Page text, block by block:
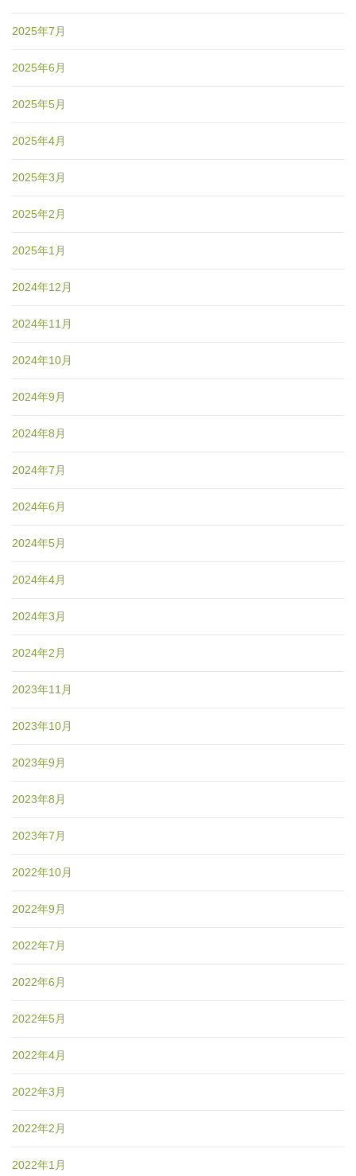
2025年7月
2025年6月
2025年5月
2025年4月
2025年3月
2025年2月
2025年1月
2024年12月
2024年11月
2024年10月
2024年9月
2024年8月
2024年7月
2024年6月
2024年5月
2024年4月
2024年3月
2024年2月
2023年11月
2023年10月
2023年9月
2023年8月
2023年7月
2022年10月
2022年9月
2022年7月
2022年6月
2022年5月
2022年4月
2022年3月
2022年2月
2022年1月